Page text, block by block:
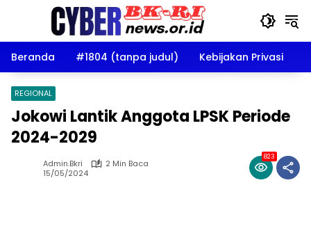
Beranda
#1804 (tanpa judul) Kebijakan Privasi
REGIONAL
Jokowi Lantik Anggota LPSK Periode
2024-2029
Admin.bkri
2 Min Baca
15/05/2024
823